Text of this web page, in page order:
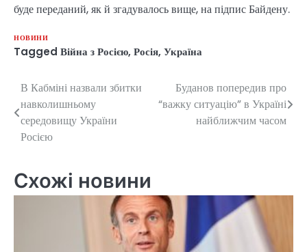
буде переданий, як й згадувалось вище, на підпис Байдену.
НОВИНИ
Tagged Війна з Росією, Росія, Україна
Навігація
записів
В Кабміні назвали збитки
навколишньому
середовищу України
Росією
Буданов попередив про
“важку ситуацію” в Україні
найближчим часом
Схожі новини